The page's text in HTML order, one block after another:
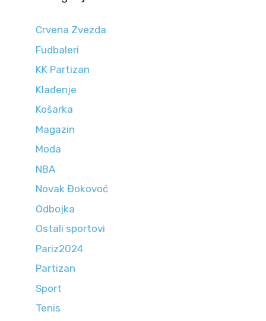
Crvena Zvezda
Fudbaleri
KK Partizan
Klađenje
Košarka
Magazin
Moda
NBA
Novak Đokovoć
Odbojka
Ostali sportovi
Pariz2024
Partizan
Sport
Tenis